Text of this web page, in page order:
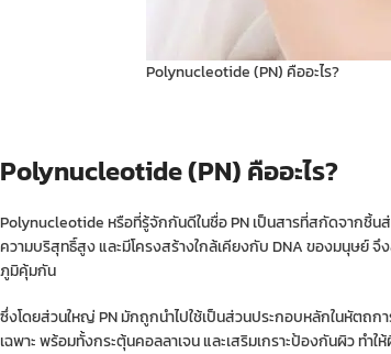
Polynucleotide (PN) คืออะไร?
Polynucleotide (PN) คืออะไร?
Polynucleotide หรือที่รู้จักกันดีในชื่อ PN เป็นสารที่สกัดจากชิ้นส่
ความบริสุทธิ์สูง และมีโครงสร้างใกล้เคียงกับ DNA ของมนุษย์
ภูมิคุ้มกัน
ซึ่งโดยส่วนใหญ่ PN มักถูกนำไปใช้เป็นส่วนประกอบหลักในหัตถ
เฉพาะ พร้อมทั้งกระตุ้นคอลลาเจน และเสริมเกราะป้องกันผิว ทำ